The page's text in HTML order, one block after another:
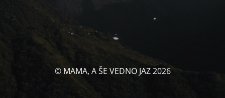
© MAMA, A ŠE VEDNO JAZ 2026